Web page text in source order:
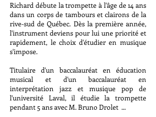
Richard débute la trompette à l'âge de 14 ans
dans un corps de tambours et clairons de la
rive-sud de Québec. Dès la première année,
l'instrument deviens pour lui une priorité et
rapidement, le choix d'étudier en musique
s'impose.
Titulaire d'un baccalauréat en éducation
musical et d'un baccalauréat en
interprétation jazz et musique pop de
l'université Laval, il étudie la trompette
pendant 5 ans avec M. Bruno Drolet ...